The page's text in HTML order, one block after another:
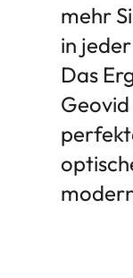
mehr
in
Das